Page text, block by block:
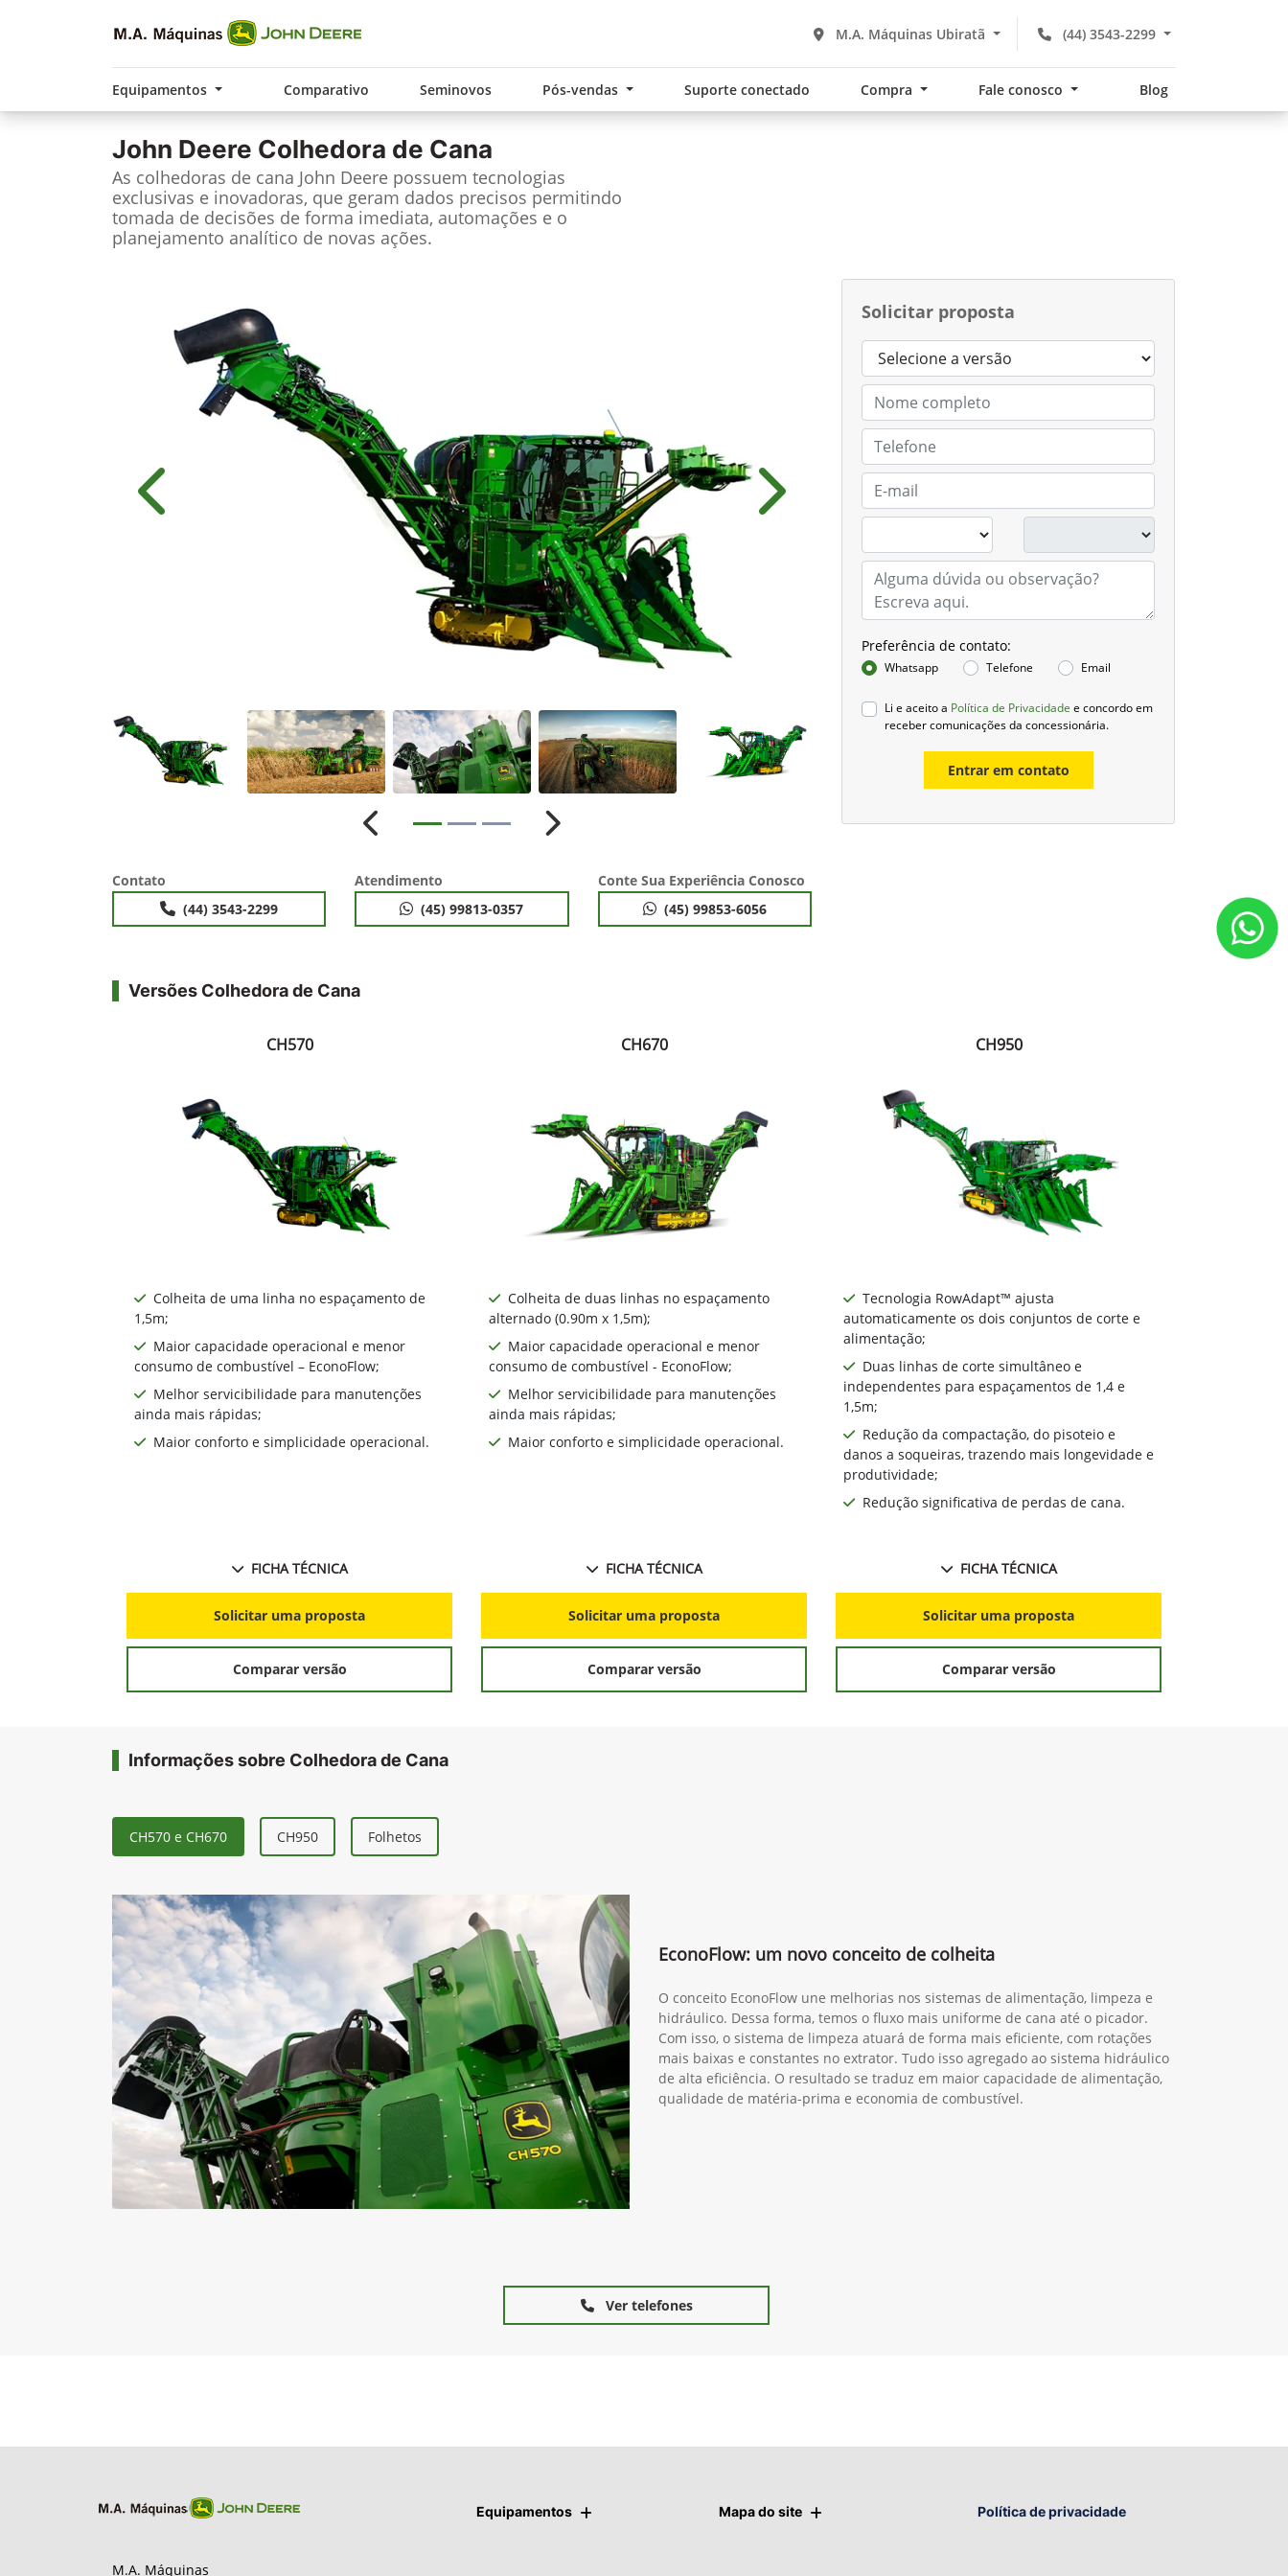
(44) 3543-2299
M.A. Máquinas Ubiratã
Equipamentos Comparativo Seminovos Pós-vendas Suporte conectado Compra Fale conosco Blog
John Deere Colhedora de Cana
As colhedoras de cana John Deere possuem tecnologias
exclusivas e inovadoras, que geram dados precisos permitindo
tomada de decisões de forma imediata, automações e o
planejamento analítico de novas ações.
Solicitar proposta
Preferência de contato:
Whatsapp Telefone Email
Li e aceito a Política de Privacidade e concordo em
receber comunicações da concessionária.
Entrar em contato
Anterior Próximo
Anterior Próximo
Contato
(44) 3543-2299
Atendimento
(45) 99813-0357
Conte Sua Experiência Conosco
(45) 99853-6056
Versões Colhedora de Cana
CH570
Colheita de uma linha no espaçamento de
1,5m;
Maior capacidade operacional e menor
consumo de combustível – EconoFlow;
Melhor servicibilidade para manutenções
ainda mais rápidas;
Maior conforto e simplicidade operacional.
FICHA TÉCNICA
Solicitar uma proposta
Comparar versão
CH670
Colheita de duas linhas no espaçamento
alternado (0.90m x 1,5m);
Maior capacidade operacional e menor
consumo de combustível - EconoFlow;
Melhor servicibilidade para manutenções
ainda mais rápidas;
Maior conforto e simplicidade operacional.
FICHA TÉCNICA
Solicitar uma proposta
Comparar versão
CH950
Tecnologia RowAdapt™ ajusta
automaticamente os dois conjuntos de corte e
alimentação;
Duas linhas de corte simultâneo e
independentes para espaçamentos de 1,4 e
1,5m;
Redução da compactação, do pisoteio e
danos a soqueiras, trazendo mais longevidade e
produtividade;
Redução significativa de perdas de cana.
FICHA TÉCNICA
Solicitar uma proposta
Comparar versão
Informações sobre Colhedora de Cana
CH570 e CH670 CH950 Folhetos
EconoFlow: um novo conceito de colheita
O conceito EconoFlow une melhorias nos sistemas de alimentação, limpeza e
hidráulico. Dessa forma, temos o fluxo mais uniforme de cana até o picador.
Com isso, o sistema de limpeza atuará de forma mais eficiente, com rotações
mais baixas e constantes no extrator. Tudo isso agregado ao sistema hidráulico
de alta eficiência. O resultado se traduz em maior capacidade de alimentação,
qualidade de matéria-prima e economia de combustível.
Ver telefones
Equipamentos Mapa do site Política de privacidade
M.A. Máquinas